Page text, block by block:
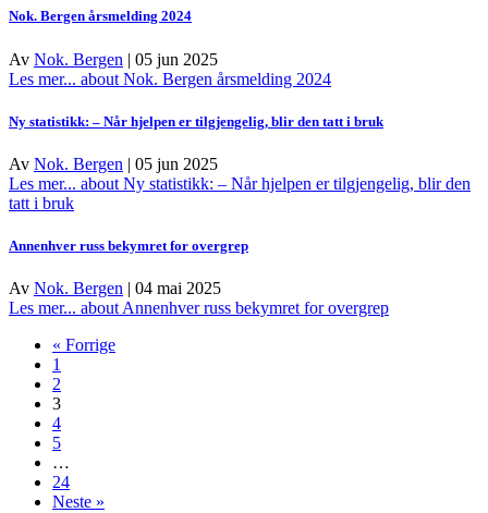
Nok. Bergen årsmelding 2024
Av Nok. Bergen | 05 jun 2025
Les mer... about Nok. Bergen årsmelding 2024
Ny statistikk: – Når hjelpen er tilgjengelig, blir den tatt i bruk
Av Nok. Bergen | 05 jun 2025
Les mer... about Ny statistikk: – Når hjelpen er tilgjengelig, blir den
tatt i bruk
Annenhver russ bekymret for overgrep
Av Nok. Bergen | 04 mai 2025
Les mer... about Annenhver russ bekymret for overgrep
« Forrige
1
2
3
4
5
…
24
Neste »